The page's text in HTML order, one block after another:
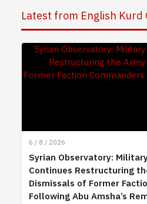
Latest from English Kurd
6 / 8 / 2026
Syrian Observatory:
Continues Restructuring
Dismissals of Former
Following Abu Amsha’s